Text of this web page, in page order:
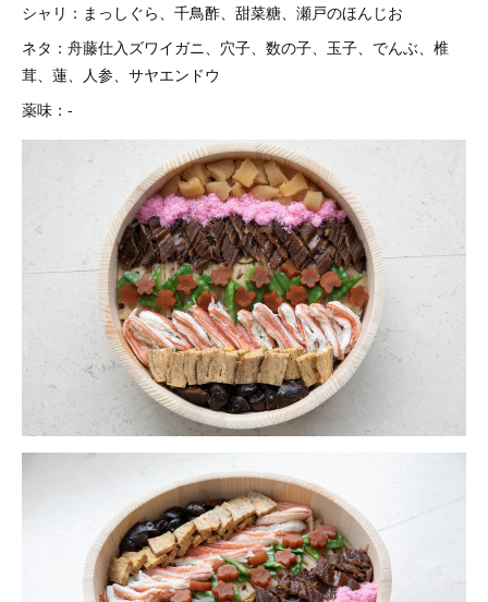
シャリ：まっしぐら、千鳥酢、甜菜糖、瀬戸のほんじお
ネタ：舟藤仕入ズワイガニ、穴子、数の子、玉子、でんぶ、椎
茸、蓮、人参、サヤエンドウ
薬味：-